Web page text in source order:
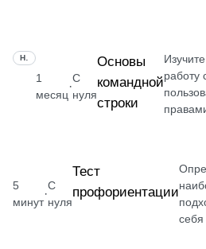
1
месяц
·
С
нуля
Основы
командной
строки
работу
5
минут
·
С
нуля
Тест
профориентации